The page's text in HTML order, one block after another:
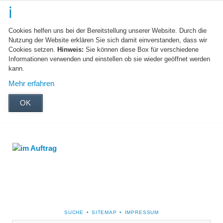
Cookies helfen uns bei der Bereitstellung unserer Website. Durch die
Nutzung der Website erklären Sie sich damit einverstanden, dass wir
Cookies setzen. Hinweis: Sie können diese Box für verschiedene
Informationen verwenden und einstellen ob sie wieder geöffnet werden
kann.
Mehr erfahren
OK
NAVIGATION
ÜBERSPRINGEN
SUCHE SITEMAP IMPRESSUM